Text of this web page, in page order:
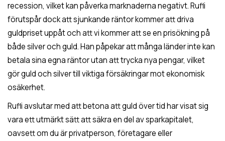
recession, vilket kan påverka marknaderna negativt. Rufli
förutspår dock att sjunkande räntor kommer att driva
guldpriset uppåt och att vi kommer att se en prisökning på
både silver och guld. Han påpekar att många länder inte kan
betala sina egna räntor utan att trycka nya pengar, vilket
gör guld och silver till viktiga försäkringar mot ekonomisk
osäkerhet.
Rufli avslutar med att betona att guld över tid har visat sig
vara ett utmärkt sätt att säkra en del av sparkapitalet,
oavsett om du är privatperson, företagare eller